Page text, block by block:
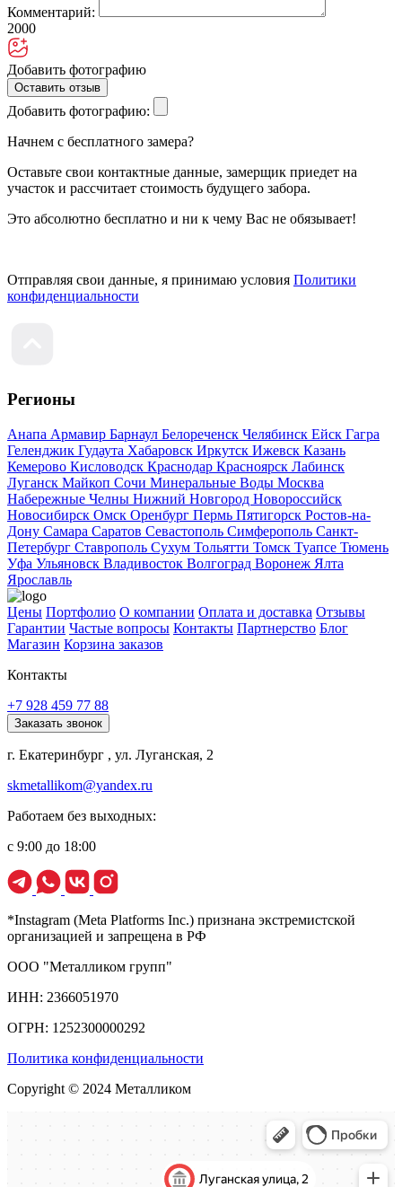
Комментарий:
2000
Добавить фотографию
Оставить отзыв
Добавить фотографию:
Начнем с бесплатного замера?
Оставьте свои контактные данные, замерщик приедет на
участок и рассчитает стоимость будущего забора.
Это абсолютно бесплатно и ни к чему Вас не обязывает!
Отправляя свои данные, я принимаю условия Политики
конфиденциальности
Регионы
Анапа Армавир Барнаул Белореченск Челябинск Ейск Гагра
Геленджик Гудаута Хабаровск Иркутск Ижевск Казань
Кемерово Кисловодск Краснодар Красноярск Лабинск
Луганск Майкоп Сочи Минеральные Воды Москва
Набережные Челны Нижний Новгород Новороссийск
Новосибирск Омск Оренбург Пермь Пятигорск Ростов-на-
Дону Самара Саратов Севастополь Симферополь Санкт-
Петербург Ставрополь Сухум Тольятти Томск Туапсе Тюмень
Уфа Ульяновск Владивосток Волгоград Воронеж Ялта
Ярославль
Цены Портфолио О компании Оплата и доставка Отзывы
Гарантии Частые вопросы Контакты Партнерство Блог
Магазин Корзина заказов
Контакты
+7 928 459 77 88
Заказать звонок
г. Екатеринбург , ул. Луганская, 2
skmetallikom@yandex.ru
Работаем без выходных:
с 9:00 до 18:00
*Instagram (Meta Platforms Inc.) признана экстремистской
организацией и запрещена в РФ
ООО "Металликом групп"
ИНН: 2366051970
ОГРН: 1252300000292
Политика конфиденциальности
Copyright © 2024 Металликом